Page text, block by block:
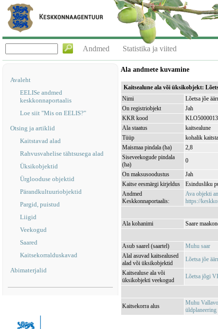
Andmed Statistika ja viited
Avaleht
EELISe andmed
keskkonnaportaalis
Loe siit "Mis on EELIS?"
Otsing ja artiklid
Kaitstavad alad
Rahvusvahelise tähtsusega alad
Üksikobjektid
Ürglooduse objektid
Pärandkultuuriobjektid
Pargid, puistud
Liigid
Veekogud
Saared
Kaitsekorralduskavad
Abimaterjalid
Ala andmete kuvamine
Kaitsealune ala või üksikobjekt:
Nimi
Lõetsa jõe
On registriobjekt
Jah
KKR kood
KLO5000013
Ala staatus
kaitsealune
Tüüp
kohalik
Maismaa pindala (ha)
2,8
Siseveekogude pindala
(ha)
0
On maksusoodustus
Jah
Kaitse eesmärgi kirjeldus
Esindusliku
Andmed
Keskkonnaportaalis:
Ava objekti
https://
Ala kohanimi Saare
Asub saarel (saartel)
Muhu saar
Alal asuvad kaitsealused
alad või üksikobjektid
Lõetsa jõe
Kaitsealuse ala või
üksikobjekti veekogud
Lõetsa jõgi
Kaitsekorra alus
Muhu